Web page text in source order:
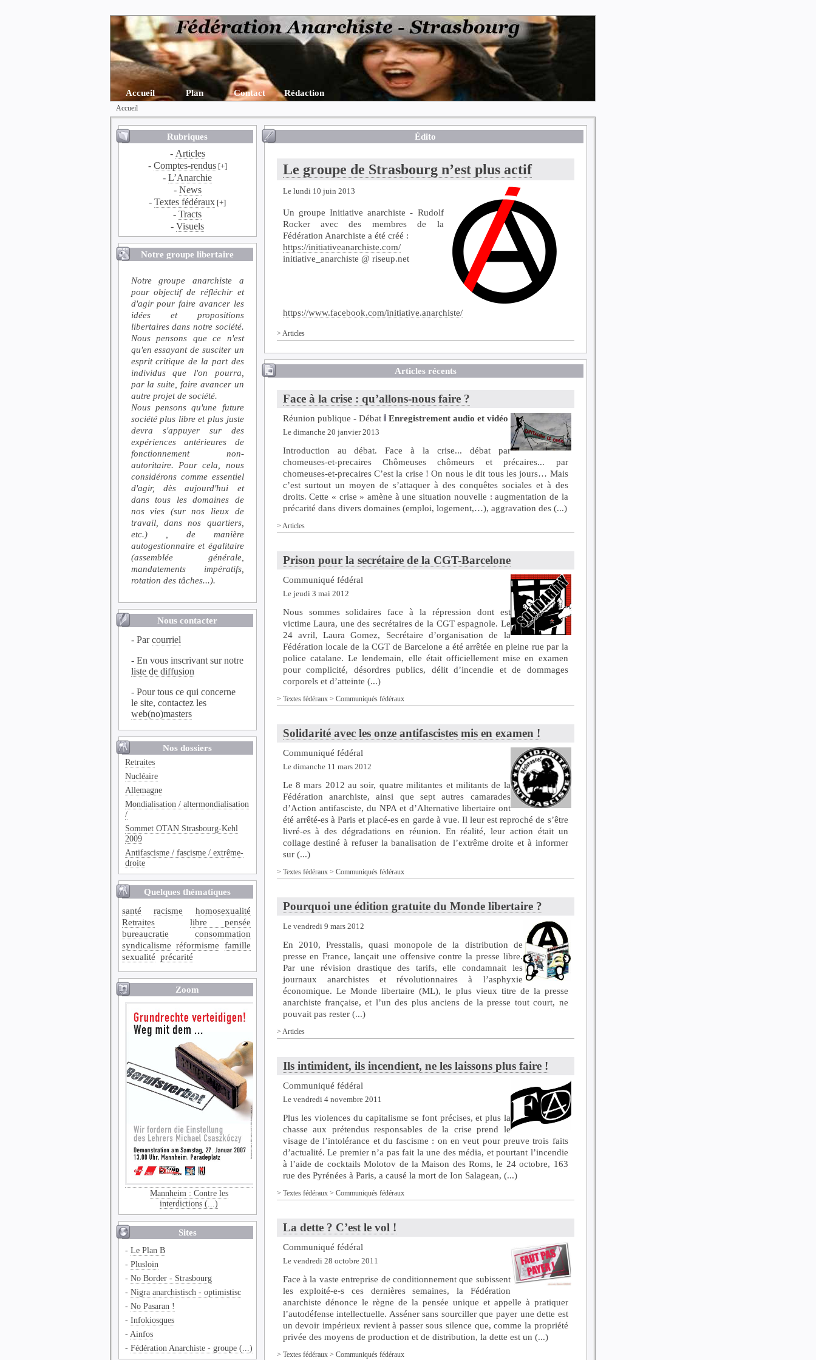
Accueil Plan Contact Rédaction
Accueil
Rubriques
- Articles
- Comptes-rendus[+]
-L’Anarchie
- News
-Textes fédéraux [+]
-Tracts
-Visuels
Notre groupe libertaire
Notre groupe anarchiste a
pour objectif de réfléchir et
d'agir pour faire avancer les
idées et propositions
libertaires dans notre société.
Nous pensons que ce n'est
qu'en essayant de susciter un
esprit critique de la part des
individus que l'on pourra,
par la suite, faire avancer un
autre projet de société.
Nous pensons qu'une future
société plus libre et plus juste
devra s'appuyer sur des
expériences antérieures de
fonctionnement non-
autoritaire. Pour cela, nous
considérons comme essentiel
d'agir, dès aujourd'hui et
dans tous les domaines de
nos vies (sur nos lieux de
travail, dans nos quartiers,
etc.) , de manière
autogestionnaire et égalitaire
(assemblée générale,
mandatements impératifs,
rotation des tâches...).
Nous contacter
- Parcourriel
- En vous inscrivant sur notre
liste de diffusion
- Pour tous ce qui concerne
le site, contactez les
web(no)masters
Nos dossiers
Retraites
Nucléaire
Allemagne
Mondialisation / altermondialisation
/
Sommet OTAN Strasbourg-Kehl
2009
Antifascisme / fascisme / extrême-
droite
Quelques thématiques
santé
racisme
homosexualité
Retraites
libre pensée
bureaucratie
consommation
syndicalisme réformisme famille
sexualité précarité
Zoom
Mannheim : Contre les
interdictions (...)
Sites
- Le Plan B
- Plusloin
- No Border - Strasbourg
- Nigra anarchistisch - optimistisc
- No Pasaran !
- Infokiosques
- Ainfos
- Fédération Anarchiste - groupe (...)
Édito
Le groupe de Strasbourg n’est plus actif
Le lundi 10 juin 2013
Un groupe Initiative anarchiste - Rudolf
Rocker avec des membres de la
Fédération Anarchiste a été créé :
https://initiativeanarchiste.com/
initiative_anarchiste @ riseup.net
https://www.facebook.com/initiative.anarchiste/
> Articles
Articles récents
Face à la crise : qu’allons-nous faire ?
Réunion publique - Débat Enregistrement audio et vidéo
Le dimanche 20 janvier 2013
Introduction au débat. Face à la crise... débat par
chomeuses-et-precaires Chômeuses chômeurs et précaires... par
chomeuses-et-precaires C’est la crise ! On nous le dit tous les jours… Mais
c’est surtout un moyen de s’attaquer à des conquêtes sociales et à des
droits. Cette « crise » amène à une situation nouvelle : augmentation de la
précarité dans divers domaines (emploi, logement,…), aggravation des (...)
> Articles
Prison pour la secrétaire de la CGT-Barcelone
Communiqué fédéral
Le jeudi 3 mai 2012
Nous sommes solidaires face à la répression dont est
victime Laura, une des secrétaires de la CGT espagnole. Le
24 avril, Laura Gomez, Secrétaire d’organisation de la
Fédération locale de la CGT de Barcelone a été arrêtée en pleine rue par la
police catalane. Le lendemain, elle était officiellement mise en examen
pour complicité, désordres publics, délit d’incendie et de dommages
corporels et d’atteinte (...)
> Textes fédéraux> Communiqués fédéraux
Solidarité avec les onze antifascistes mis en examen !
Communiqué fédéral
Le dimanche 11 mars 2012
Le 8 mars 2012 au soir, quatre militantes et militants de la
Fédération anarchiste, ainsi que sept autres camarades
d’Action antifasciste, du NPA et d’Alternative libertaire ont
été arrêté-es à Paris et placé-es en garde à vue. Il leur est reproché de s’être
livré-es à des dégradations en réunion. En réalité, leur action était un
collage destiné à refuser la banalisation de l’extrême droite et à informer
sur (...)
> Textes fédéraux> Communiqués fédéraux
Pourquoi une édition gratuite du Monde libertaire ?
Le vendredi 9 mars 2012
En 2010, Presstalis, quasi monopole de la distribution de
presse en France, lançait une offensive contre la presse libre.
Par une révision drastique des tarifs, elle condamnait les
journaux anarchistes et révolutionnaires à l’asphyxie
économique. Le Monde libertaire (ML), le plus vieux titre de la presse
anarchiste française, et l’un des plus anciens de la presse tout court, ne
pouvait pas rester (...)
> Articles
Ils intimident, ils incendient, ne les laissons plus faire !
Communiqué fédéral
Le vendredi 4 novembre 2011
Plus les violences du capitalisme se font précises, et plus la
chasse aux prétendus responsables de la crise prend le
visage de l’intolérance et du fascisme : on en veut pour preuve trois faits
d’actualité. Le premier n’a pas fait la une des média, et pourtant l’incendie
à l’aide de cocktails Molotov de la Maison des Roms, le 24 octobre, 163
rue des Pyrénées à Paris, a causé la mort de Ion Salagean, (...)
> Textes fédéraux> Communiqués fédéraux
La dette ? C’est le vol !
Communiqué fédéral
Le vendredi 28 octobre 2011
Face à la vaste entreprise de conditionnement que subissent
les exploité-e-s ces dernières semaines, la Fédération
anarchiste dénonce le règne de la pensée unique et appelle à pratiquer
l’autodéfense intellectuelle. Asséner sans sourciller que payer une dette est
un devoir impérieux revient à passer sous silence que, comme la propriété
privée des moyens de production et de distribution, la dette est un (...)
> Textes fédéraux> Communiqués fédéraux